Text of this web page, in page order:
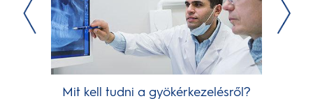
Mit kell tudni a gyökérkezelésről?